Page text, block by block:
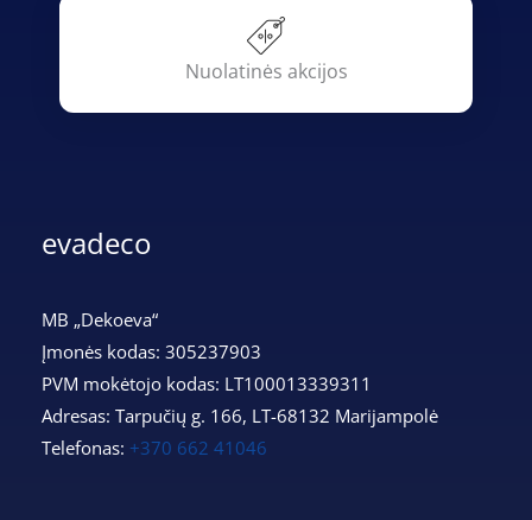
Nuolatinės akcijos
evadeco
MB „Dekoeva“
Įmonės kodas: 305237903
PVM mokėtojo kodas: LT100013339311
Adresas: Tarpučių g. 166, LT-68132 Marijampolė
Telefonas: +370 662 41046